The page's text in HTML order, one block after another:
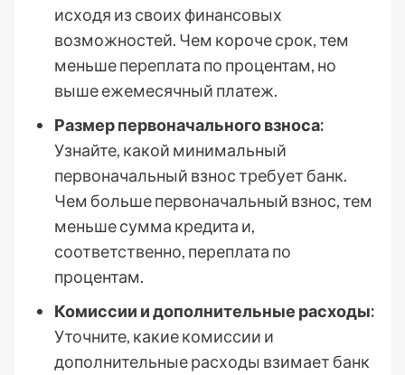
исходя из своих финансовых
возможностей. Чем короче срок, тем
меньше переплата по процентам, но
выше ежемесячный платеж.
Размер первоначального взноса:
Узнайте, какой минимальный
первоначальный взнос требует банк.
Чем больше первоначальный взнос, тем
меньше сумма кредита и,
соответственно, переплата по
процентам.
Комиссии и дополнительные расходы:
Уточните, какие комиссии и
дополнительные расходы взимает банк